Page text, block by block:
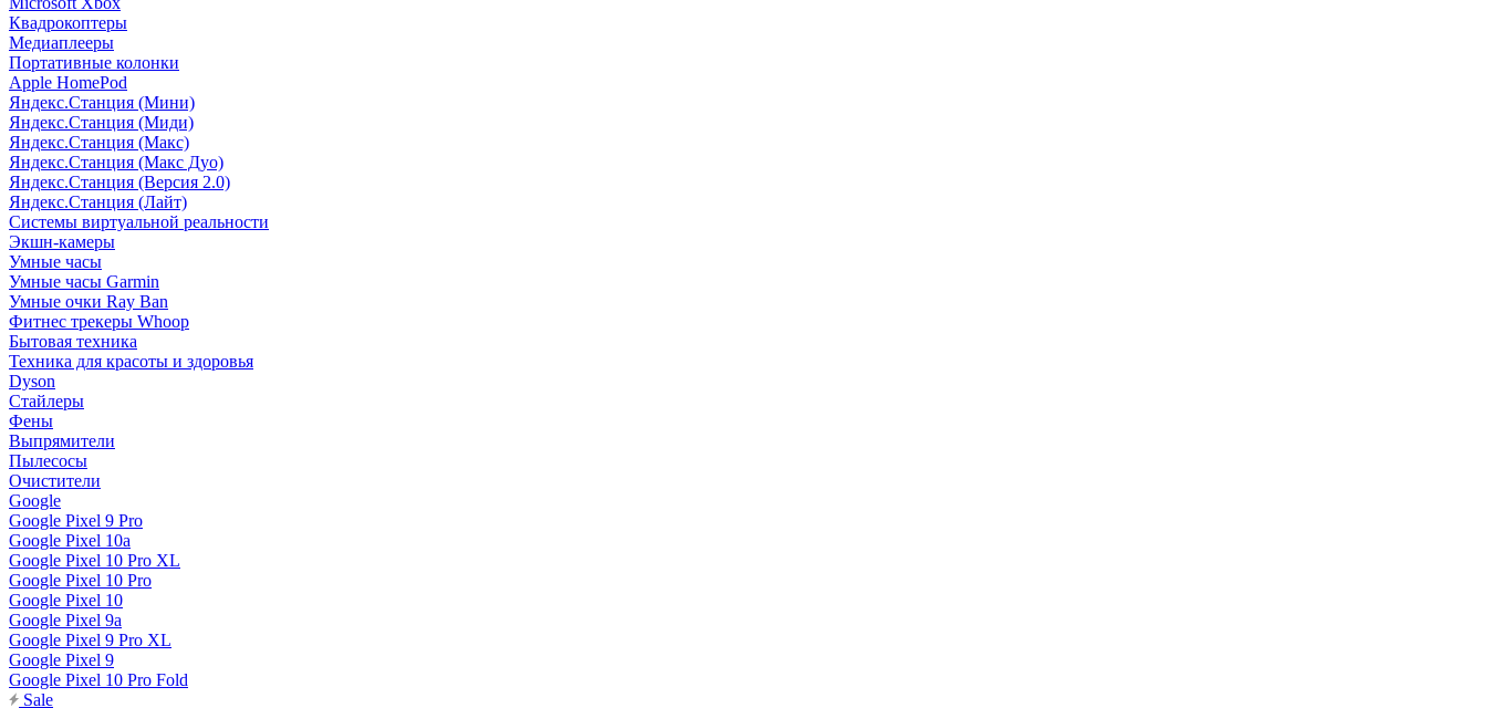
Квадрокоптеры
Медиаплееры
Портативные колонки
Apple HomePod
Яндекс.Станция (Мини)
Яндекс.Станция (Миди)
Яндекс.Станция (Макс)
Яндекс.Станция (Макс Дуо)
Яндекс.Станция (Версия 2.0)
Яндекс.Станция (Лайт)
Системы виртуальной реальности
Экшн-камеры
Умные часы
Умные часы Garmin
Умные очки Ray Ban
Фитнес трекеры Whoop
Бытовая техника
Техника для красоты и здоровья
Dyson
Стайлеры
Фены
Выпрямители
Пылесосы
Очистители
Google
Google Pixel 9 Pro
Google Pixel 10a
Google Pixel 10 Pro XL
Google Pixel 10 Pro
Google Pixel 10
Google Pixel 9a
Google Pixel 9 Pro XL
Google Pixel 9
Google Pixel 10 Pro Fold
Sale